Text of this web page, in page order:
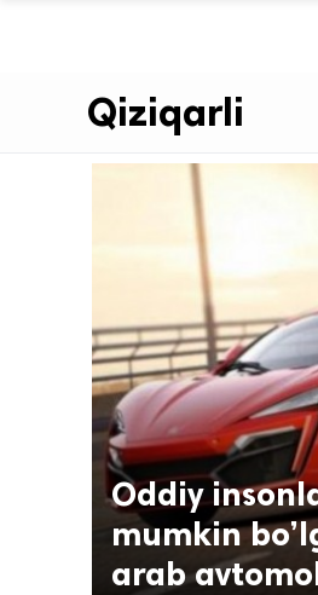
Qiziqarli
Oddiy
mumkin
arab